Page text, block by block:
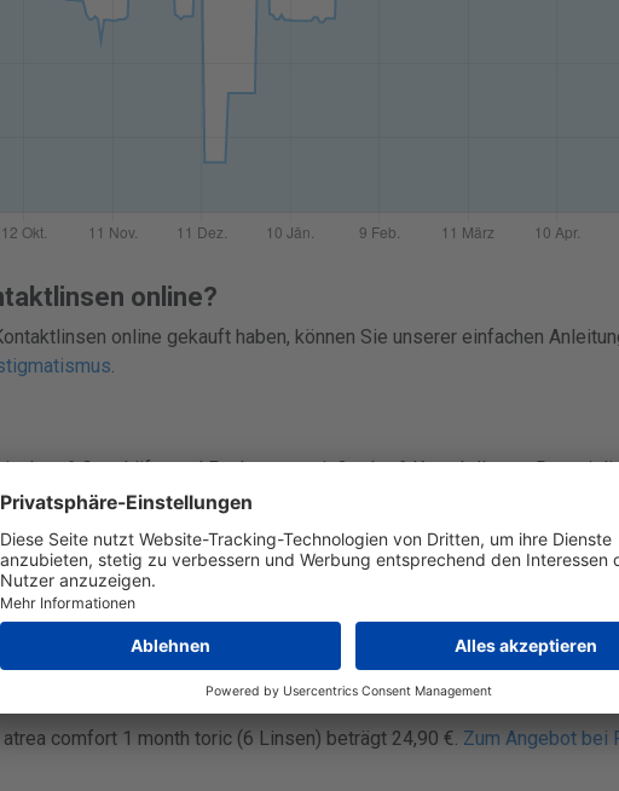
online?
online gekauft haben, können Sie unserer einfachen
.
6 Geschäfte und Packungen mit 3 oder 6 Kontaktlinsen. Derzeit
€. Sparen Sie bis zu 48%.
dem Online-Kauf von atrea comfort 1 month toric immer die Preise
Händler, damit du schnell konkurrenzfähige Preise findest und bei
wird in Boxen mit 3 oder 6 Kontaktlinsen verkauft.
comfort 1 month toric (3 Linsen) beträgt 19,79 €.Zum Angebot bei
comfort 1 month toric (6 Linsen) beträgt 24,90 €. Zum Angebot bei